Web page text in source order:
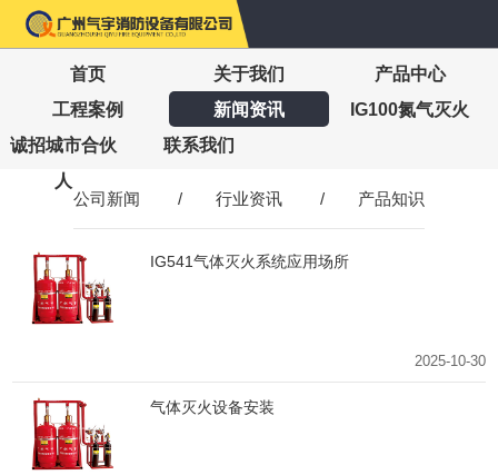
首页 关于我们
产品中心
工程案例
新闻资讯
IG100氮气灭火
诚招城市合伙
人
联系我们
公司新闻 / 行业资讯 / 产品知识
IG541气体灭火系统应用场所
2025-10-30
气体灭火设备安装